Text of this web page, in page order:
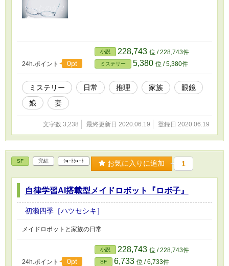
24h.ポイント 0pt
小説 228,743 位 / 228,743件
ミステリー 5,380 位 / 5,380件
ミステリー 日常 推理 家族
眼鏡
娘
妻
文字数 3,238 最終更新日 2020.06.19 登録日 2020.06.19
SF 完結 ｼｮｰﾄｼｮｰﾄ お気に入りに追加 1
自律学習AI搭載型メイドロボット『ロボ子』
初瀬四季［ハツセシキ］
メイドロボットと家族の日常
24h.ポイント 0pt
小説 228,743 位 / 228,743件
SF 6,733 位 / 6,733件